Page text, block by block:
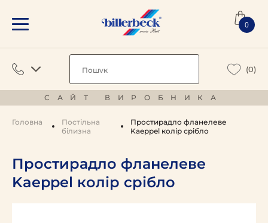
0
(0)
САЙТ ВИРОБНИКА
Головна
Постільна
білизна
Простирадло фланелевe
Kaeppel колір срібло
Простирадло фланелевe
Kaeppel колір срібло